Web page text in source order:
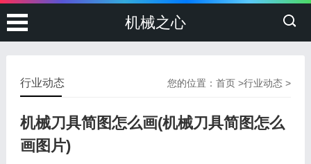
机械之心
您的位置：首页 >行业动态 >
行业动态
机械刀具简图怎么画(机械刀具简图怎么
画图片)